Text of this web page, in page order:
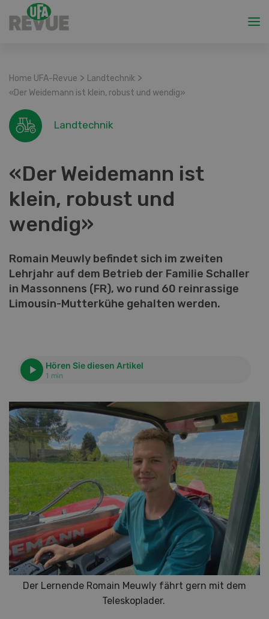
Home UFA-Revue > Landtechnik >
«Der Weidemann ist klein, robust und wendig»
Landtechnik
«Der Weidemann ist
klein, robust und
wendig»
Romain Meuwly befindet sich im zweiten
Lehrjahr auf dem Betrieb der Familie Schaller
in Massonnens (FR), wo rund 60 reinrassige
Limousin-Mutterkühe gehalten werden.
Hören Sie diesen Artikel
1 min
Der Lernende Romain Meuwly fährt gern mit dem
Teleskoplader.